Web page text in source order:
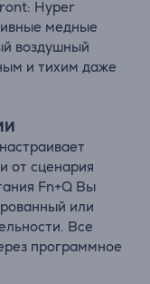
Hyper
медные
воздушный
и тихим даже
от сценария
Fn+Q Вы
или
Все
программное